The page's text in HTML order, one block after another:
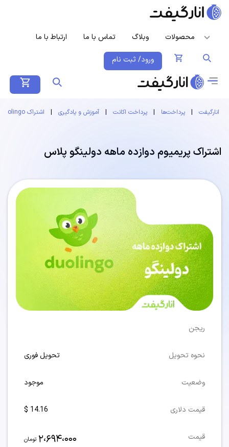
محصولات وبلاگ تماس با ما ارتباط با ما
ورود/ ثبت نام
انارگیفت | پرداخت‌ها | پرداخت اکانت | آموزش و یادگیری | اشتراک Duolingo
اشتراک پریمیوم دوازده ماهه دولینگو پلاس
ریجن
نحوه تحویل تحویل فوری
وضعیت موجود
قیمت دلاری 14.16 $
قیمت 2،694،000 تومان